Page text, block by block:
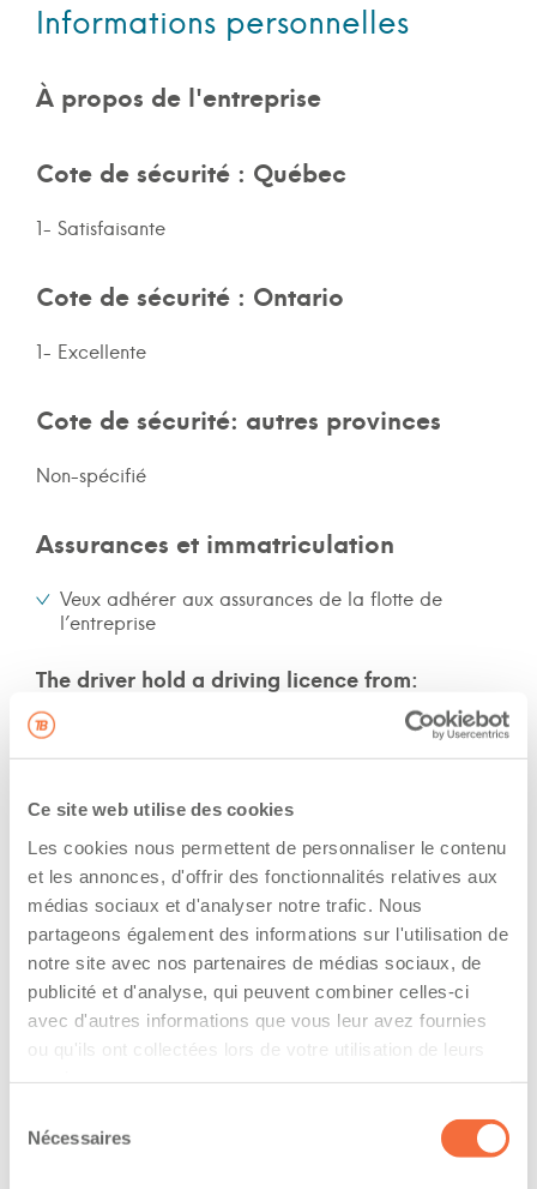
Ce site web utilise des cookies
Les cookies nous permettent de personnaliser le contenu
et les annonces, d'offrir des fonctionnalités relatives aux
médias sociaux et d'analyser notre trafic. Nous
partageons également des informations sur l'utilisation de
notre site avec nos partenaires de médias sociaux, de
publicité et d'analyse, qui peuvent combiner celles-ci
avec d'autres informations que vous leur avez fournies
ou qu'ils ont collectées lors de votre utilisation de leurs
Nécessaires
Informations personnelles
À propos de l'entreprise
Cote de sécurité : Québec
1- Satisfaisante
Cote de sécurité : Ontario
1- Excellente
Cote de sécurité: autres provinces
Non-spécifié
Assurances et immatriculation
Veux adhérer aux assurances de la flotte de
l’entreprise
The driver hold a driving licence from:
quebec
province:
quebec
Diplômes et certifications
Le chauffeur professionnel possède un diplôme
reconnu en conduite de véhicules lourds
Formations / certifications - Transport de
sur les marchandises dangereuses utilisées au